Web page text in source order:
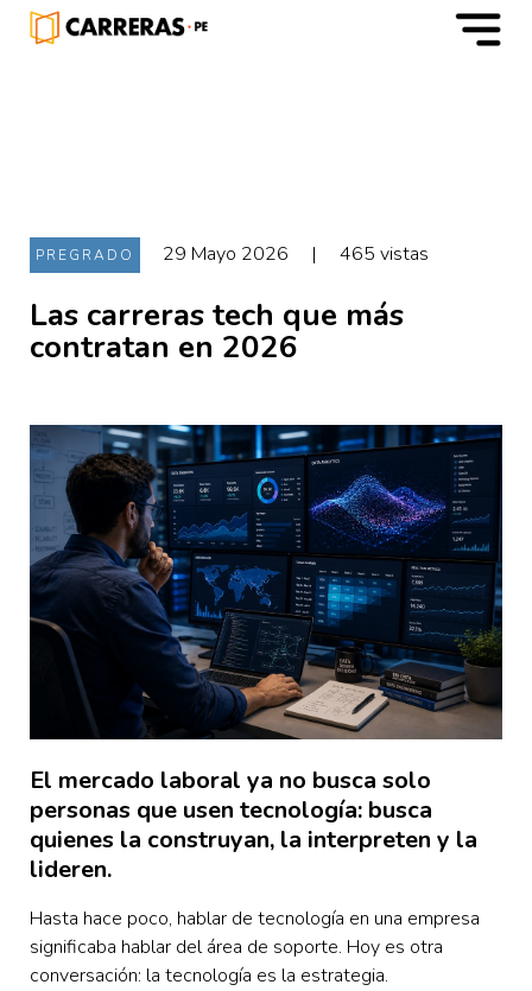
m
PREGRADO 29 Mayo 2026 | 465 vistas
Las carreras tech que más
contratan en 2026
El mercado laboral ya no busca solo
personas que usen tecnología: busca
quienes la construyan, la interpreten y la
lideren.
Hasta hace poco, hablar de tecnología en una empresa
significaba hablar del área de soporte. Hoy es otra
conversación: la tecnología es la estrategia.